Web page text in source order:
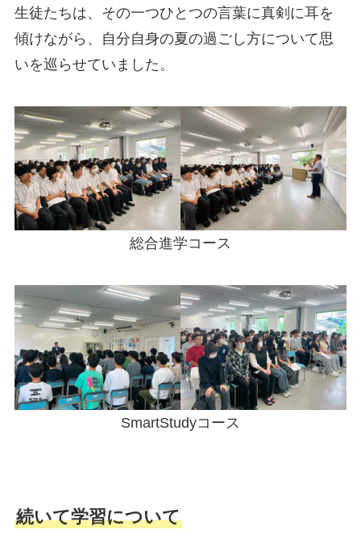
生徒たちは、その一つひとつの言葉に真剣に耳を
傾けながら、自分自身の夏の過ごし方について思
いを巡らせていました。
総合進学コース
SmartStudyコース
続いて学習について